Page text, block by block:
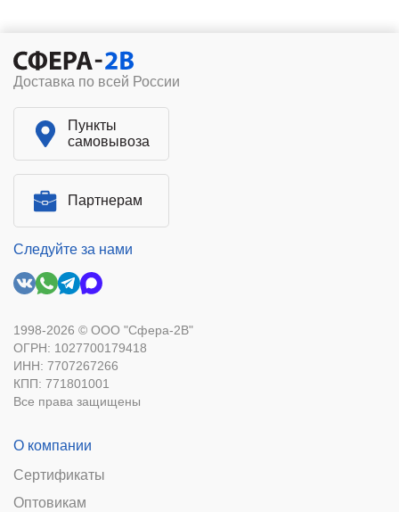
Доставка по всей России
Пункты
самовывоза
Партнерам
Следуйте за нами
1998-2026 © ООО "Сфера-2В"
ОГРН: 1027700179418
ИНН: 7707267266
КПП: 771801001
Все права защищены
О компании
Сертификаты
Оптовикам